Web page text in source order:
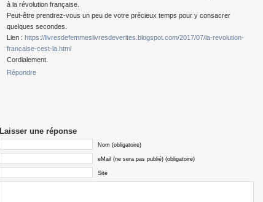
à la révolution française.
Peut-être prendrez-vous un peu de votre précieux temps pour y consacrer
quelques secondes.
Lien : https://livresdefemmeslivresdeverites.blogspot.com/2017/07/la-revolution-
francaise-cest-la.html
Cordialement.
Répondre
Laisser une réponse
Nom (obligatoire)
eMail (ne sera pas publié) (obligatoire)
Site